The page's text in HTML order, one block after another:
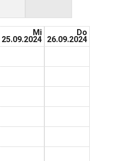
Mi
25.09.2024
Do
26.09.2024